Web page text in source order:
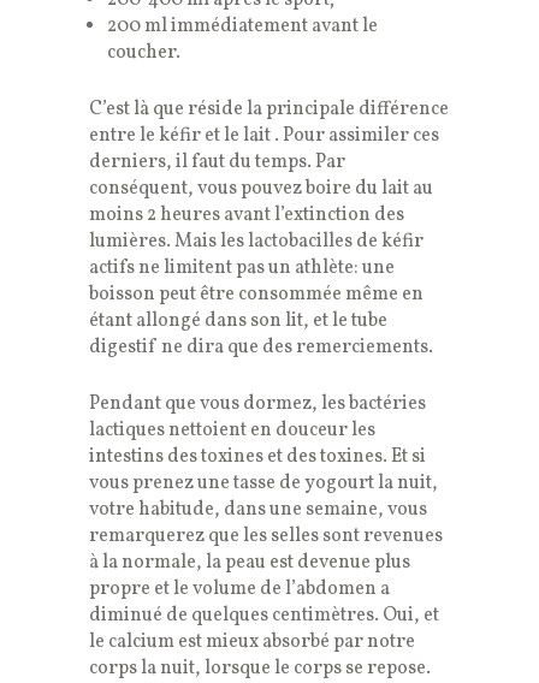
200 ml immédiatement avant le
coucher.
C’est là que réside la principale différence
entre le kéfir et le lait . Pour assimiler ces
derniers, il faut du temps. Par
conséquent, vous pouvez boire du lait au
moins 2 heures avant l’extinction des
lumières. Mais les lactobacilles de kéfir
actifs ne limitent pas un athlète: une
boisson peut être consommée même en
étant allongé dans son lit, et le tube
digestif ne dira que des remerciements.
Pendant que vous dormez, les bactéries
lactiques nettoient en douceur les
intestins des toxines et des toxines. Et si
vous prenez une tasse de yogourt la nuit,
votre habitude, dans une semaine, vous
remarquerez que les selles sont revenues
à la normale, la peau est devenue plus
propre et le volume de l’abdomen a
diminué de quelques centimètres. Oui, et
le calcium est mieux absorbé par notre
corps la nuit, lorsque le corps se repose.